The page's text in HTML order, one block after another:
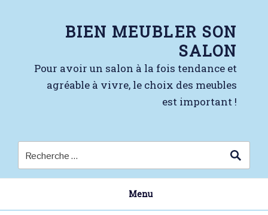
BIEN MEUBLER SON
SALON
Pour avoir un salon à la fois tendance et
agréable à vivre, le choix des meubles
est important !
Menu